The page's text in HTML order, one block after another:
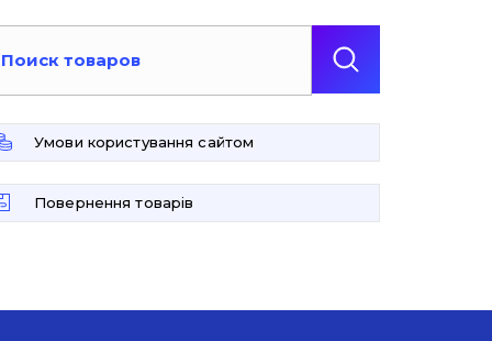
Умови користування сайтом
Повернення товарів